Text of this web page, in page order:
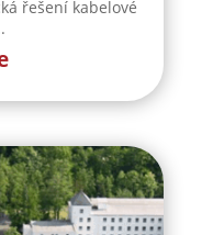
řešení kabelové